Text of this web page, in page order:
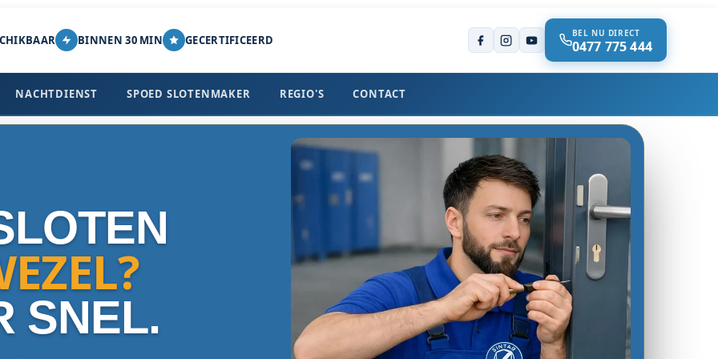
BINNEN 30 MIN GECERTIFICEERD BEL NU DIRECT
0477 775 444
NACHTDIENST SPOED SLOTENMAKER REGIO'S CONTACT
SNEL.